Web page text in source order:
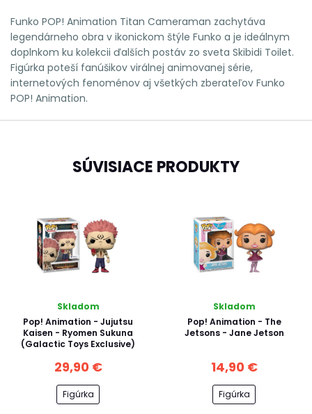
Funko POP! Animation Titan Cameraman zachytáva
legendárneho obra v ikonickom štýle Funko a je ideálnym
doplnkom ku kolekcii ďalších postáv zo sveta Skibidi Toilet.
Figúrka poteší fanúšikov virálnej animovanej série,
internetových fenoménov aj všetkých zberateľov Funko
POP! Animation.
SÚVISIACE PRODUKTY
Skladom
Pop! Animation - Jujutsu
Kaisen - Ryomen Sukuna
(Galactic Toys Exclusive)
29,90 €
Figúrka
Skladom
Pop! Animation - The
Jetsons - Jane Jetson
14,90 €
Figúrka